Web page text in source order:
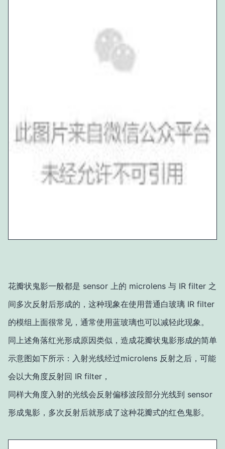
花瓣状鬼影一般都是 sensor 上的 microlens 与 IR filter 之
间多次反射后形成的，这种现象在使用普通白玻璃 IR filter
的模组上面很常见，通常使用蓝玻璃也可以减轻此现象。
同上述角落红光形成原因类似，造成花瓣状鬼影形成的简单
示意图如下所示：入射光线经过microlens 反射之后，可能
会以大角度反射回 IR filter，
同样大角度入射的光线会反射偏移波段部分光线到 sensor
形成鬼影，多次反射后就形成了这种花瓣式的红色鬼影。